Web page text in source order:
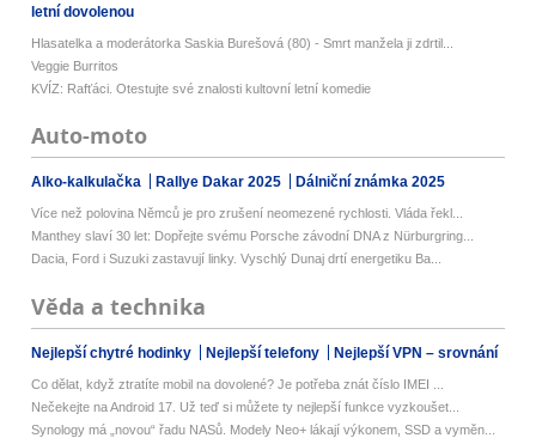
letní dovolenou
Hlasatelka a moderátorka Saskia Burešová (80) - Smrt manžela ji zdrtil...
Veggie Burritos
KVÍZ: Rafťáci. Otestujte své znalosti kultovní letní komedie
Auto-moto
Alko-kalkulačka Rallye Dakar 2025 Dálniční známka 2025
Více než polovina Němců je pro zrušení neomezené rychlosti. Vláda řekl...
Manthey slaví 30 let: Dopřejte svému Porsche závodní DNA z Nürburgring...
Dacia, Ford i Suzuki zastavují linky. Vyschlý Dunaj drtí energetiku Ba...
Věda a technika
Nejlepší chytré hodinky Nejlepší telefony Nejlepší VPN – srovnání
Co dělat, když ztratíte mobil na dovolené? Je potřeba znát číslo IMEI ...
Nečekejte na Android 17. Už teď si můžete ty nejlepší funkce vyzkoušet...
Synology má „novou“ řadu NASů. Modely Neo+ lákají výkonem, SSD a vyměn...